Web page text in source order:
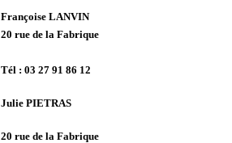
Françoise LANVIN
20 rue de la Fabrique
Tél : 03 27 91 86 12
Julie PIETRAS
20 rue de la Fabrique